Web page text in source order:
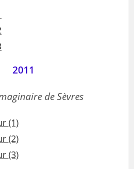
2011
de Sèvres
(1)
(2)
(3)